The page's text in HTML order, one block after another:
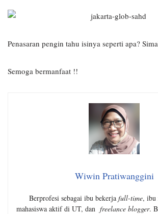
Penasaran pengin tahu isinya seperti apa?
Semoga bermanfaat !!
Wiwin Pratiwanggini
Berprofesi sebagai ibu bekerja full-time, ibu
mahasiswa aktif di UT, dan freelance blogger.